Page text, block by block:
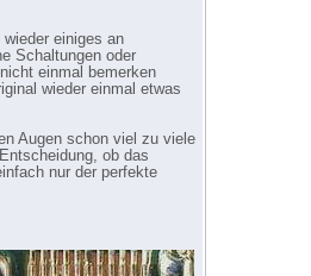
einiges an
Schaltungen oder
einmal bemerken
wieder einmal etwas
Augen schon viel zu viele
ob das
nur der perfekte